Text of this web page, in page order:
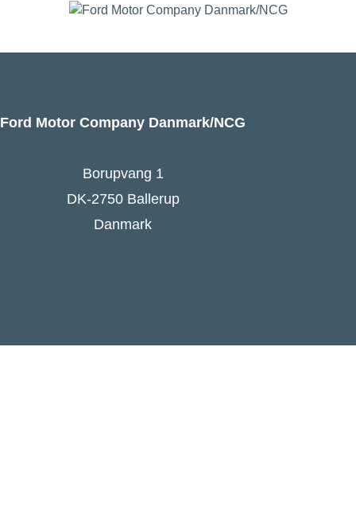
Ford Motor Company Danmark/NCG
Borupvang 1
DK-2750 Ballerup
Danmark